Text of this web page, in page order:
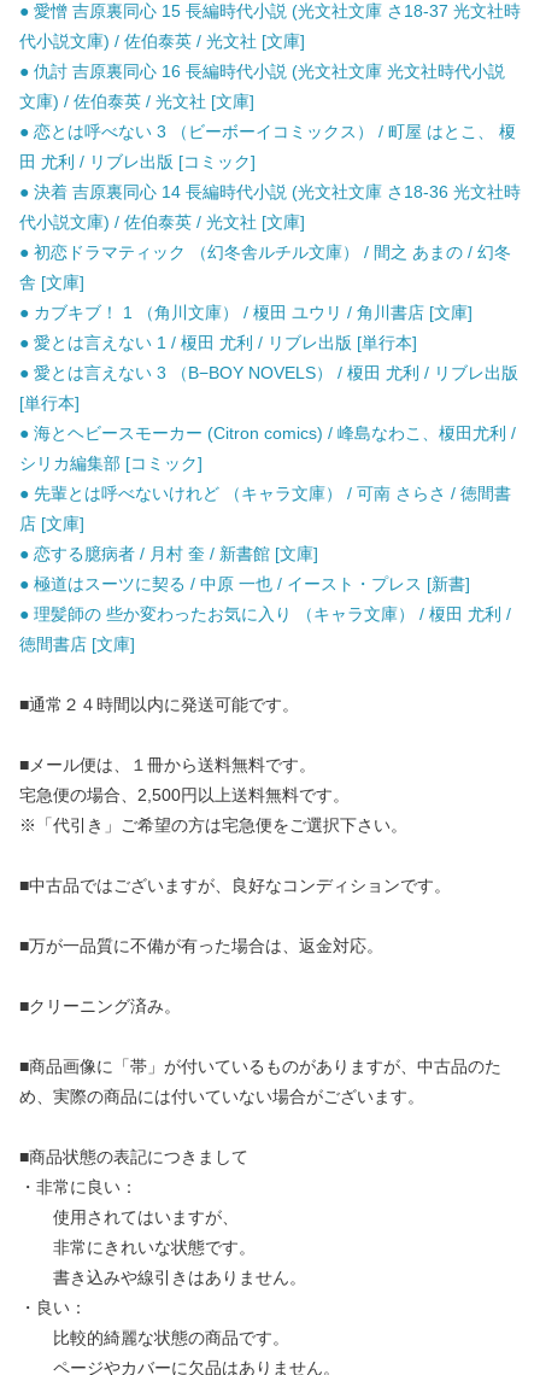
● 愛憎 吉原裏同心 15 長編時代小説 (光文社文庫 さ18-37 光文社時
代小説文庫) / 佐伯泰英 / 光文社 [文庫]
● 仇討 吉原裏同心 16 長編時代小説 (光文社文庫 光文社時代小説
文庫) / 佐伯泰英 / 光文社 [文庫]
● 恋とは呼べない 3 （ビーボーイコミックス） / 町屋 はとこ、 榎
田 尤利 / リブレ出版 [コミック]
● 決着 吉原裏同心 14 長編時代小説 (光文社文庫 さ18-36 光文社時
代小説文庫) / 佐伯泰英 / 光文社 [文庫]
● 初恋ドラマティック （幻冬舎ルチル文庫） / 間之 あまの / 幻冬
舎 [文庫]
● カブキブ！ 1 （角川文庫） / 榎田 ユウリ / 角川書店 [文庫]
● 愛とは言えない 1 / 榎田 尤利 / リブレ出版 [単行本]
● 愛とは言えない 3 （B−BOY NOVELS） / 榎田 尤利 / リブレ出版
[単行本]
● 海とヘビースモーカー (Citron comics) / 峰島なわこ、榎田尤利 /
シリカ編集部 [コミック]
● 先輩とは呼べないけれど （キャラ文庫） / 可南 さらさ / 徳間書
店 [文庫]
● 恋する臆病者 / 月村 奎 / 新書館 [文庫]
● 極道はスーツに契る / 中原 一也 / イースト・プレス [新書]
● 理髪師の 些か変わったお気に入り （キャラ文庫） / 榎田 尤利 /
徳間書店 [文庫]
■通常２４時間以内に発送可能です。
■メール便は、１冊から送料無料です。
宅急便の場合、2,500円以上送料無料です。
※「代引き」ご希望の方は宅急便をご選択下さい。
■中古品ではございますが、良好なコンディションです。
■万が一品質に不備が有った場合は、返金対応。
■クリーニング済み。
■商品画像に「帯」が付いているものがありますが、中古品のた
め、実際の商品には付いていない場合がございます。
■商品状態の表記につきまして
・非常に良い：
使用されてはいますが、
非常にきれいな状態です。
書き込みや線引きはありません。
・良い：
比較的綺麗な状態の商品です。
ページやカバーに欠品はありません。